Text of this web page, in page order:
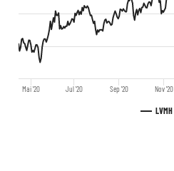
LVMH
Mai '20 Jul '20 Sep '20 Nov '20